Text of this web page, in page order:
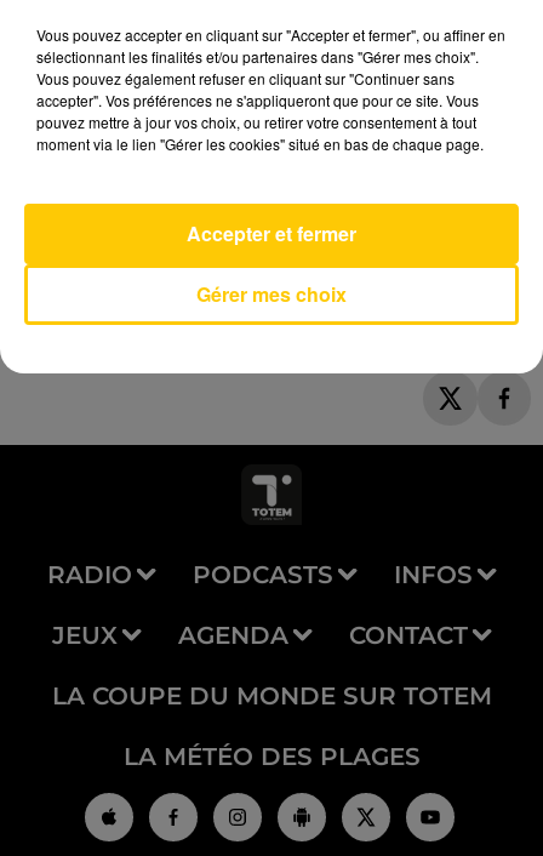
Texas Hold 'em
AVEYRON NORD
RADIO PODCASTS INFOS
JEUX AGENDA CONTACT
LA COUPE DU MONDE SUR TOTEM
LA MÉTÉO DES PLAGES
Vous pouvez accepter en cliquant sur "Accepter et fermer", ou affiner en
sélectionnant les finalités et/ou partenaires dans "Gérer mes choix".
Vous pouvez également refuser en cliquant sur "Continuer sans
accepter". Vos préférences ne s'appliqueront que pour ce site. Vous
pouvez mettre à jour vos choix, ou retirer votre consentement à tout
moment via le lien "Gérer les cookies" situé en bas de chaque page.
Gérer mes choix
Accepter et fermer